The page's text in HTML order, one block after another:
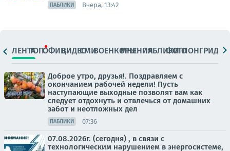
ПАБЛИКИ Вчера, 13:42
ЛЕНТАТОПОФИЦ.ВИДЕОСМИВОЕНКОРЫМНЕНИЯПАБЛИКИ
ФОТОЛОНГРИДЫ
Доброе утро, друзья!. Поздравляем с
окончанием рабочей недели! Пусть
наступающие выходные позволят вам как
следует отдохнуть и отвлечься от домашних
забот и неотложных дел
ПАБЛИКИ 07:36
07.08.2026г. (сегодня) , в связи с
технологическим нарушением в энергосистеме,